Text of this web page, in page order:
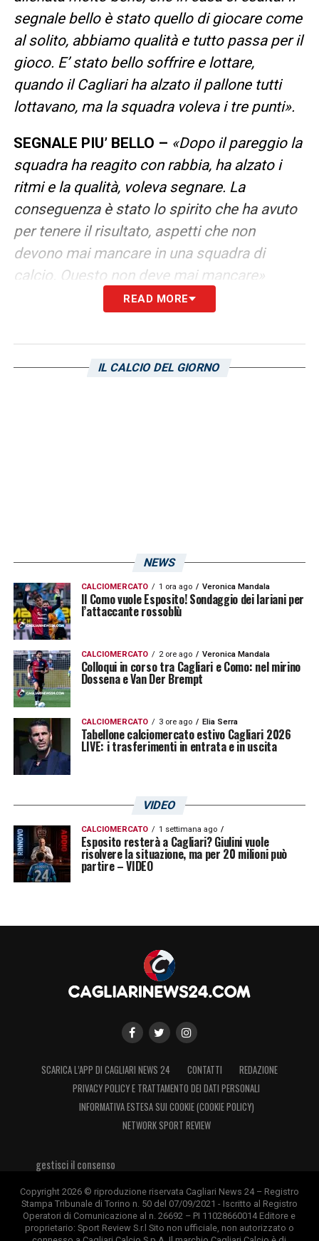
segnale bello è stato quello di giocare come
al solito, abbiamo qualità e tutto passa per il
gioco. E’ stato bello soffrire e lottare,
quando il Cagliari ha alzato il pallone tutti
lottavano, ma la squadra voleva i tre punti».
SEGNALE PIU’ BELLO – «Dopo il pareggio la
squadra ha reagito con rabbia, ha alzato i
ritmi e la qualità, voleva segnare. La
conseguenza è stato lo spirito che ha avuto
per tenere il risultato, aspetti che non
devono mai mancare in una squadra di
calcio. Questo non deve mai mancare»
READ MORE
IL CALCIO DEL GIORNO
NEWS
CALCIOMERCATO 1 ora ago Veronica Mandala
Il Como vuole Esposito! Sondaggio dei lariani per
l’attaccante rossoblù
CALCIOMERCATO 2 ore ago Veronica Mandala
Colloqui in corso tra Cagliari e Como: nel mirino
Dossena e Van Der Brempt
CALCIOMERCATO 3 ore ago Elia Serra
Tabellone calciomercato estivo Cagliari 2026
LIVE: i trasferimenti in entrata e in uscita
VIDEO
CALCIOMERCATO 1 settimana ago
Esposito resterà a Cagliari? Giulini vuole
risolvere la situazione, ma per 20 milioni può
partire – VIDEO
SCARICA L’APP DI CAGLIARI NEWS 24 CONTATTI
REDAZIONE
PRIVACY POLICY E TRATTAMENTO DEI DATI PERSONALI
INFORMATIVA ESTESA SUI COOKIE (COOKIE POLICY)
NETWORK SPORT REVIEW
gestisci il consenso
Copyright 2026 © riproduzione riservata Cagliari News 24 – Registro
Stampa Tribunale di Torino n. 50 del 07/09/2021 - Iscritto al Registro
Operatori di Comunicazione al n. 26692 – PI 11028660014 Editore e
proprietario: Sport Review S.r.l Sito non ufficiale, non autorizzato o